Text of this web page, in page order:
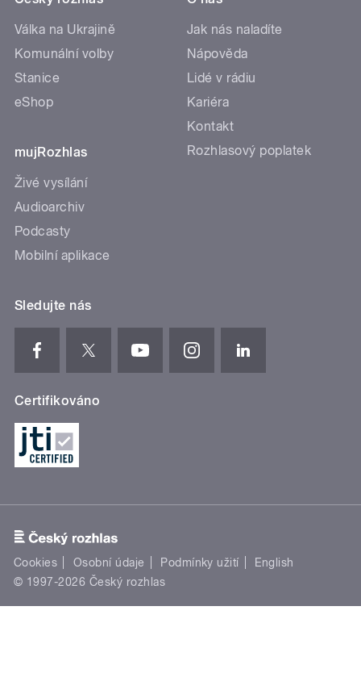
Válka na Ukrajině
Komunální volby
Stanice
eShop
mujRozhlas
Živé vysílání
Audioarchiv
Podcasty
Mobilní aplikace
Jak nás naladíte
Nápověda
Lidé v rádiu
Kariéra
Kontakt
Rozhlasový poplatek
Sledujte nás
Certifikováno
Cookies Osobní údaje Podmínky užití
English
© 1997-2026 Český rozhlas